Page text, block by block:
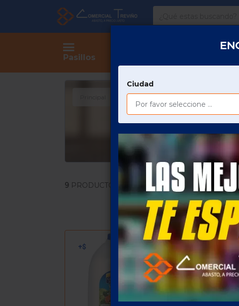
Comercial
Treviño
Pasillos
COMESTIBLES
9 PRODUCTOS
Ciudad